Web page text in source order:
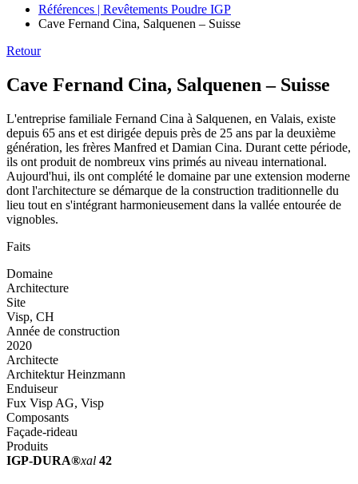
Références | Revêtements Poudre IGP
Cave Fernand Cina, Salquenen – Suisse
Retour
Cave Fernand Cina, Salquenen – Suisse
L'entreprise familiale Fernand Cina à Salquenen, en Valais, existe
depuis 65 ans et est dirigée depuis près de 25 ans par la deuxième
génération, les frères Manfred et Damian Cina. Durant cette période,
ils ont produit de nombreux vins primés au niveau international.
Aujourd'hui, ils ont complété le domaine par une extension moderne
dont l'architecture se démarque de la construction traditionnelle du
lieu tout en s'intégrant harmonieusement dans la vallée entourée de
vignobles.
Faits
Domaine
Architecture
Site
Visp, CH
Année de construction
2020
Architecte
Architektur Heinzmann
Enduiseur
Fux Visp AG, Visp
Composants
Façade-rideau
Produits
IGP-DURA®xal 42